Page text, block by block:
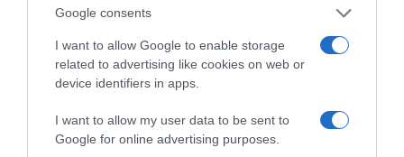
Google consents
I want to allow Google to enable storage
related to advertising like cookies on web or
device identifiers in apps.
I want to allow my user data to be sent to
Google for online advertising purposes.
Η διαφθορά απειλεί και τη… ζωή μας
Έκπληκτη, η κοινή γνώμη παρακολουθεί τις
τελευταίες μέρες την αποκάλυψη της κο­μπίνας
με τα…